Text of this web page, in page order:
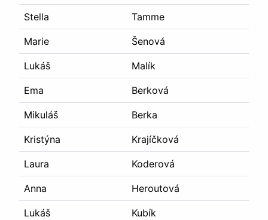
Stella Tamme
Marie Šenová
Lukáš Malík
Ema Berková
Mikuláš Berka
Kristýna Krajíčková
Laura Koderová
Anna Heroutová
Lukáš Kubík